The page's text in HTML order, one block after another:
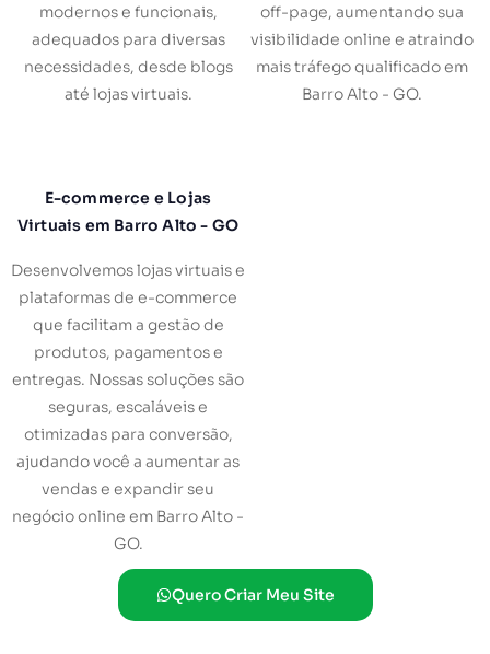
modernos e funcionais,
adequados para diversas
necessidades, desde blogs
até lojas virtuais.
off-page, aumentando sua
visibilidade online e atraindo
mais tráfego qualificado em
Barro Alto - GO.
E-commerce e Lojas
Virtuais em Barro Alto - GO
Desenvolvemos lojas virtuais e
plataformas de e-commerce
que facilitam a gestão de
produtos, pagamentos e
entregas. Nossas soluções são
seguras, escaláveis e
otimizadas para conversão,
ajudando você a aumentar as
vendas e expandir seu
negócio online em Barro Alto -
GO.
Quero Criar Meu Site